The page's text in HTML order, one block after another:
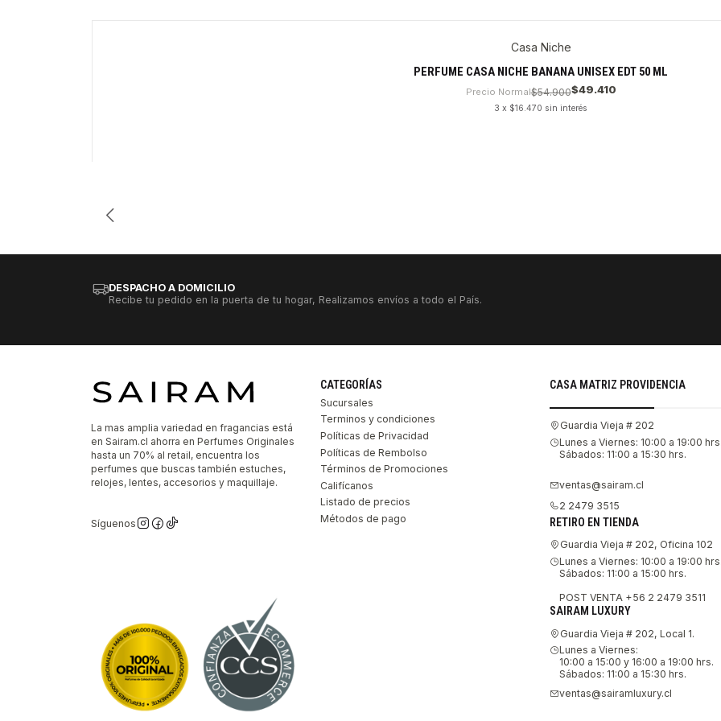
Casa Niche
PERFUME CASA NICHE BANANA UNISEX EDT 50 ML
Precio Normal$54.900$49.410
3 x $16.470 sin interés
DESPACHO A DOMICILIO
Recibe tu pedido en la puerta de tu hogar, Realizamos envíos a todo el País.
La mas amplia variedad en fragancias está
en Sairam.cl ahorra en Perfumes Originales
hasta un 70% al retail, encuentra los
perfumes que buscas también estuches,
relojes, lentes, accesorios y maquillaje.
Síguenos
CATEGORÍAS
Sucursales
Terminos y condiciones
Políticas de Privacidad
Políticas de Rembolso
Términos de Promociones
Califícanos
Listado de precios
Métodos de pago
CASA MATRIZ PROVIDENCIA
Guardia Vieja # 202
Lunes a Viernes: 10:00 a 19:00 hrs.
Sábados: 11:00 a 15:30 hrs.
ventas@sairam.cl
2 2479 3515
RETIRO EN TIENDA
Guardia Vieja # 202, Oficina 102
Lunes a Viernes: 10:00 a 19:00 hrs.
Sábados: 11:00 a 15:00 hrs.
POST VENTA +56 2 2479 3511
SAIRAM LUXURY
Guardia Vieja # 202, Local 1.
Lunes a Viernes:
10:00 a 15:00 y 16:00 a 19:00 hrs.
Sábados: 11:00 a 15:30 hrs.
ventas@sairamluxury.cl